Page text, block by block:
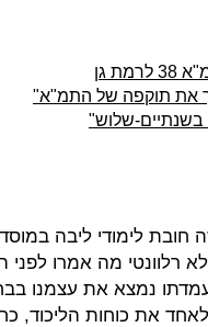
גן
את תוקפה של התמ"א"
בשנתיים-שלוש"
חובת לימודי ליבה
רלוונטי מה אמרו לפני
נמצא את עצמנו
את כוחות הליכוד,